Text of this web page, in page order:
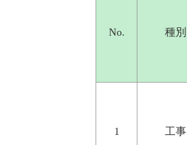
No. 種別
1 工事